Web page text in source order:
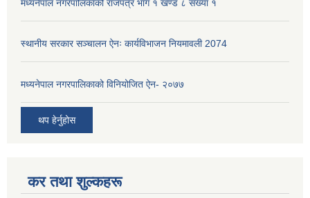
मध्यनेपाल नगरपालिकाको राजपत्र भाग १ खण्ड ८ संख्या १
स्थानीय सरकार सञ्चालन ऐनः कार्यविभाजन नियमावली 2074
मध्यनेपाल नगरपालिकाको विनियोजित ऐन- २०७७
थप हेर्नुहोस
कर तथा शुल्कहरू